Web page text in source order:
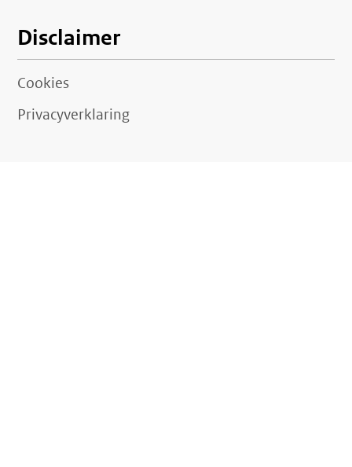
Disclaimer
Cookies
Privacyverklaring